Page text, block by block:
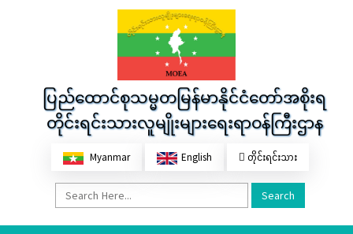
ပြည်ထောင်စုသမ္မတမြန်မာနိုင်ငံတော်အစိုးရ
တိုင်းရင်းသားလူမျိုးများရေးရာဝန်ကြီးဌာန
Myanmar English တိုင်းရင်းသား
Search